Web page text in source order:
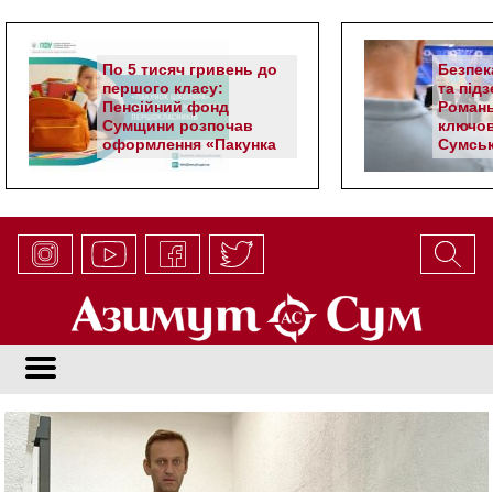
По 5 тисяч гривень до
першого класу:
Пенсійний фонд
Сумщини розпочав
оформлення «Пакунка
школяра»
та